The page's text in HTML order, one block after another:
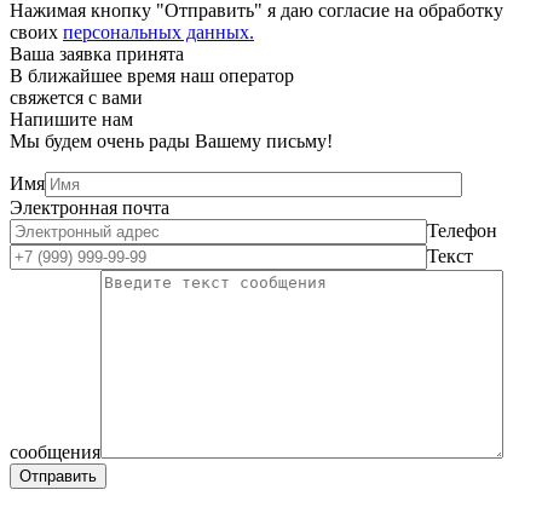
Нажимая кнопку "Отправить" я даю согласие на обработку
своих персональных данных.
Ваша заявка принята
В ближайшее время наш оператор
свяжется с вами
Напишите нам
Мы будем очень рады Вашему письму!
Имя
Электронная почта
Телефон
Текст
сообщения